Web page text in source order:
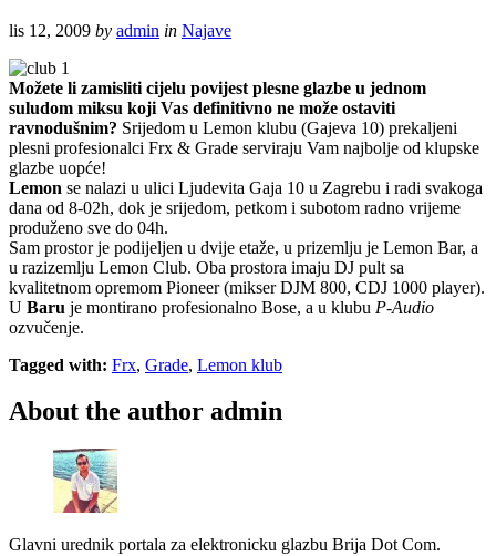
lis 12, 2009 by admin in Najave
Možete li zamisliti cijelu povijest plesne glazbe u jednom
suludom miksu koji Vas definitivno ne može ostaviti
ravnodušnim? Srijedom u Lemon klubu (Gajeva 10) prekaljeni
plesni profesionalci Frx & Grade serviraju Vam najbolje od klupske
glazbe uopće!
Lemon se nalazi u ulici Ljudevita Gaja 10 u Zagrebu i radi svakoga
dana od 8-02h, dok je srijedom, petkom i subotom radno vrijeme
produženo sve do 04h.
Sam prostor je podijeljen u dvije etaže, u prizemlju je Lemon Bar, a
u razizemlju Lemon Club. Oba prostora imaju DJ pult sa
kvalitetnom opremom Pioneer (mikser DJM 800, CDJ 1000 player).
U Baru je montirano profesionalno Bose, a u klubu P-Audio
ozvučenje.
Tagged with: Frx, Grade, Lemon klub
About the author admin
Glavni urednik portala za elektronicku glazbu Brija Dot Com.